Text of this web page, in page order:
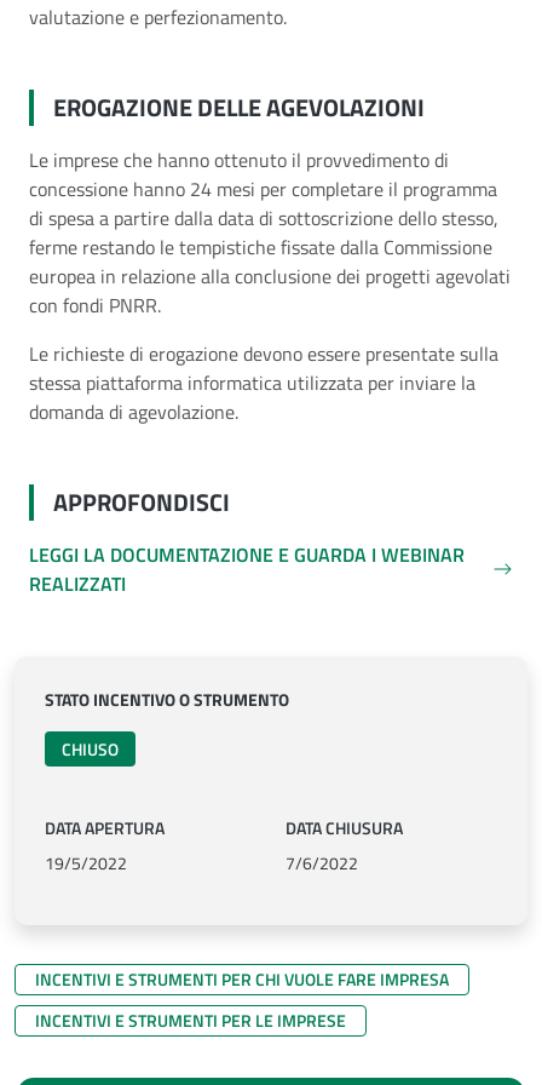
valutazione e perfezionamento.
EROGAZIONE DELLE AGEVOLAZIONI
Le imprese che hanno ottenuto il provvedimento di
concessione hanno 24 mesi per completare il programma
di spesa a partire dalla data di sottoscrizione dello stesso,
ferme restando le tempistiche fissate dalla Commissione
europea in relazione alla conclusione dei progetti agevolati
con fondi PNRR.
Le richieste di erogazione devono essere presentate sulla
stessa piattaforma informatica utilizzata per inviare la
domanda di agevolazione.
APPROFONDISCI
LEGGI LA DOCUMENTAZIONE E GUARDA I WEBINAR
REALIZZATI
STATO INCENTIVO O STRUMENTO
CHIUSO
DATA APERTURA
19/5/2022
DATA CHIUSURA
7/6/2022
INCENTIVI E STRUMENTI PER CHI VUOLE FARE IMPRESA
INCENTIVI E STRUMENTI PER LE IMPRESE